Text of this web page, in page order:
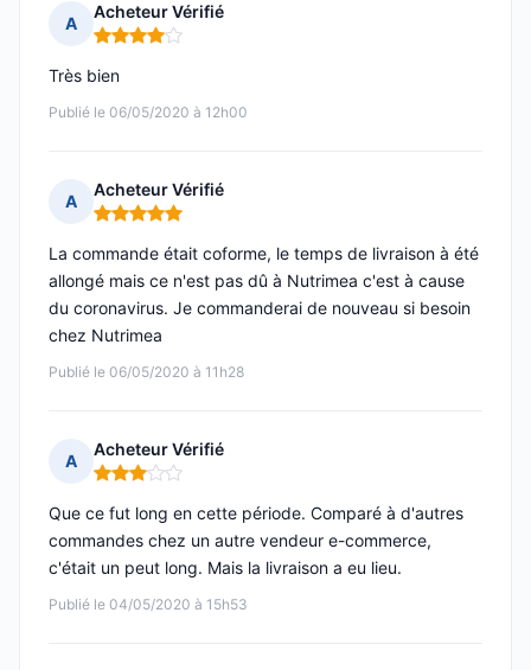
A
Acheteur Vérifié
Note : 4 sur 5
Publié le 06/05/2020 à 12h00
Très bien
A
Acheteur Vérifié
Note : 5 sur 5
Publié le 06/05/2020 à 11h28
La commande était coforme, le temps de livraison à été
allongé mais ce n'est pas dû à Nutrimea c'est à cause
du coronavirus. Je commanderai de nouveau si besoin
chez Nutrimea
A
Acheteur Vérifié
Note : 3 sur 5
Publié le 04/05/2020 à 15h53
Que ce fut long en cette période. Comparé à d'autres
commandes chez un autre vendeur e-commerce,
c'était un peut long. Mais la livraison a eu lieu.